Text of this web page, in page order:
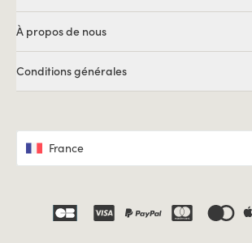
À propos de nous
Conditions générales
France